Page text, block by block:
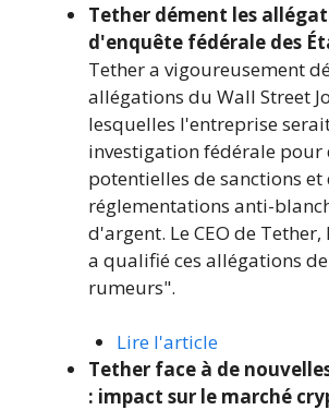
Tether dément les
d'enquête fédérale des
Tether a vigoureusement
allégations du Wall Street
lesquelles l'entreprise
investigation fédérale pour
potentielles de sanctions et
réglementations anti-
d'argent. Le CEO de
a qualifié ces allégations
rumeurs".
Lire l'article
Tether face à de
: impact sur le marché